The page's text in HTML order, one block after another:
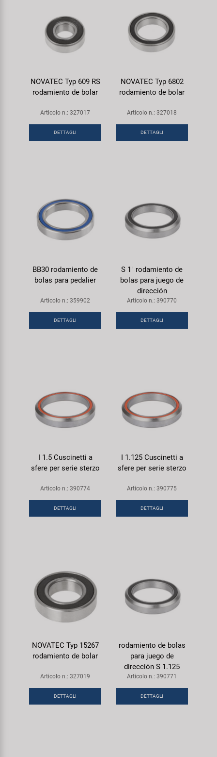
NOVATEC Typ 609 RS
rodamiento de bolar
Articolo n.: 327017
DETTAGLI
NOVATEC Typ 6802
rodamiento de bolar
Articolo n.: 327018
DETTAGLI
BB30 rodamiento de
bolas para pedalier
Articolo n.: 359902
DETTAGLI
S 1" rodamiento de
bolas para juego de
dirección
Articolo n.: 390770
DETTAGLI
I 1.5 Cuscinetti a
sfere per serie sterzo
Articolo n.: 390774
DETTAGLI
I 1.125 Cuscinetti a
sfere per serie sterzo
Articolo n.: 390775
DETTAGLI
NOVATEC Typ 15267
rodamiento de bolar
Articolo n.: 327019
DETTAGLI
rodamiento de bolas
para juego de
dirección S 1.125
Articolo n.: 390771
DETTAGLI